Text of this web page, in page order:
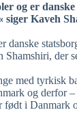
og er
siger Kaveh
danske
Shamshiri, der
med tyrkisk
og derfor
i Danmark